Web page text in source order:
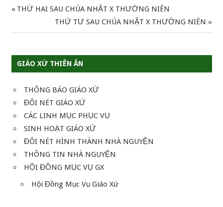
GIÁO XỨ THIÊN ÂN
THÔNG BÁO GIÁO XỨ
ĐÔI NÉT GIÁO XỨ
CÁC LINH MỤC PHỤC VỤ
SINH HOẠT GIÁO XỨ
ĐÔI NÉT HÌNH THÀNH NHÀ NGUYỆN
THÔNG TIN NHÀ NGUYỆN
HỘI ĐỒNG MỤC VỤ GX
Hội Đồng Mục Vụ Giáo Xứ
Điều
hướng
viết
Previous
THỨ HAI SAU CHÚA NHẬT X THƯỜNG NIÊN
Next
Post:
THỨ TƯ SAU CHÚA NHẬT X THƯỜNG NIÊN